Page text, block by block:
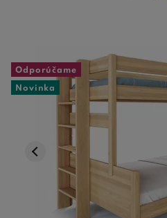
Odporúčame
Novinka